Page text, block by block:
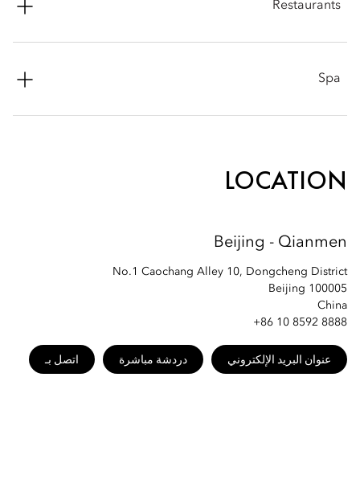
Restaurants
Spa
LOCATION
Beijing - Qianmen
No.1 Caochang Alley 10, Dongcheng District
Beijing 100005
China
+86 10 8592 8888
عنوان البريد الإلكتروني دردشة مباشرة اتصل بـ